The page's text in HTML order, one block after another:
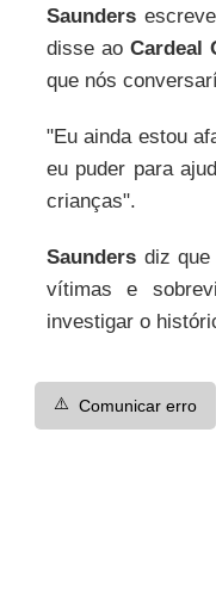
Saunders
disse ao Cardeal
que nós
"Eu ainda estou
eu puder para
crianças".
Saundersdiz que
vítimas e
investigar o
⚠️ Comunicar erro